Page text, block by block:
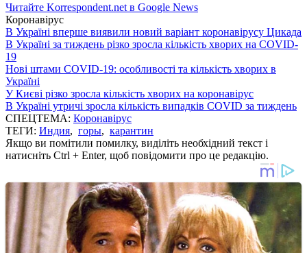
Читайте Korrespondent.net в Google News
Коронавірус
В Україні вперше виявили новий варіант коронавірусу Цикада
В Україні за тиждень різко зросла кількість хворих на COVID-
19
Нові штами COVID-19: особливості та кількість хворих в
Україні
У Києві різко зросла кількість хворих на коронавірус
В Україні утричі зросла кількість випадків COVID за тиждень
СПЕЦТЕМА: Коронавірус
ТЕГИ: Индия, горы, карантин
Якщо ви помітили помилку, виділіть необхідний текст і
натисніть Ctrl + Enter, щоб повідомити про це редакцію.